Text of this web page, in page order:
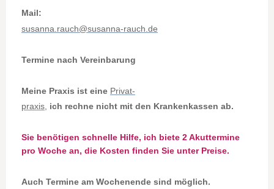
Mail:
susanna.rauch@susanna-rauch.de
Termine nach Vereinbarung
Meine Praxis ist eine Privat-
praxis, ich rechne nicht mit den Krankenkassen ab.
Sie benötigen schnelle Hilfe, ich biete 2 Akuttermine
pro Woche an, die Kosten finden Sie unter Preise.
Auch Termine am Wochenende sind möglich.